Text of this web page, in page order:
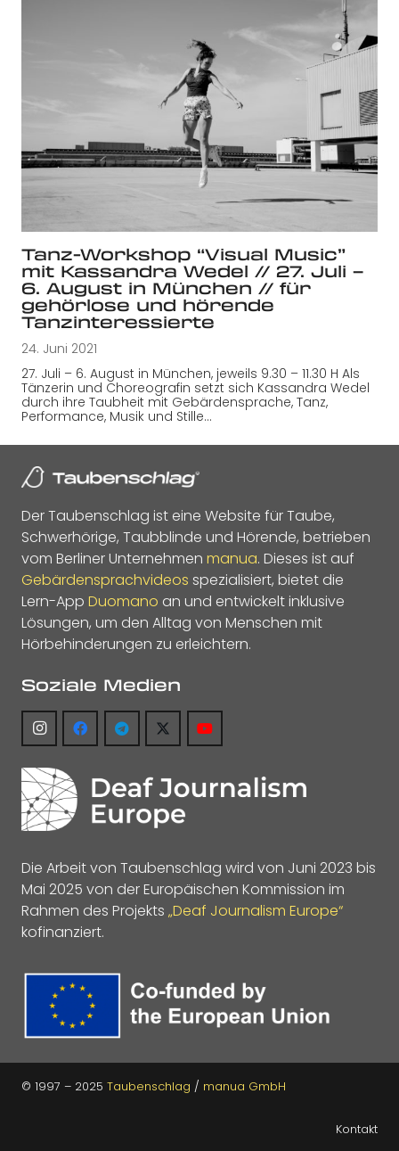
Tanz-Workshop “Visual Music”
mit Kassandra Wedel // 27. Juli –
6. August in München // für
gehörlose und hörende
Tanzinteressierte
24. Juni 2021
27. Juli – 6. August in München, jeweils 9.30 – 11.30 H Als
Tänzerin und Choreografin setzt sich Kassandra Wedel
durch ihre Taubheit mit Gebärdensprache, Tanz,
Performance, Musik und Stille…
Der Taubenschlag ist eine Website für Taube,
Schwerhörige, Taubblinde und Hörende, betrieben
vom Berliner Unternehmen manua. Dieses ist auf
Gebärdensprachvideos spezialisiert, bietet die
Lern-App Duomano an und entwickelt inklusive
Lösungen, um den Alltag von Menschen mit
Hörbehinderungen zu erleichtern.
Soziale Medien
Die Arbeit von Taubenschlag wird von Juni 2023 bis
Mai 2025 von der Europäischen Kommission im
Rahmen des Projekts „Deaf Journalism Europe“
kofinanziert.
© 1997 – 2025 Taubenschlag / manua GmbH
Kontakt